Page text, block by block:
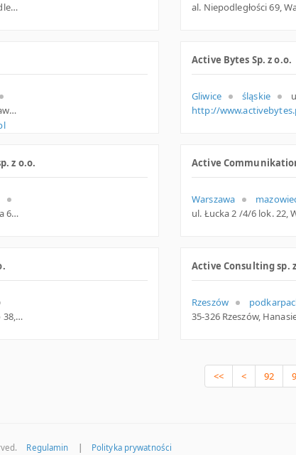
02-626 Warszawa, Al. Niepodległości 69, mazowieckie
ul. Krzemieniecka 60, Wrocław
Active Bytes Sp. z o.o.
Gliwice śląskie
http://
z o.o.
00-871 Warszawa, ul. Żelazna 67 /77, mazowieckie
Active
Warszawa
Łańcut, ul. Kochanowskiego 38, podkarpackie
Active Consulting sp.
Rzeszów
<< < 92
Regulamin Polityka prywatności